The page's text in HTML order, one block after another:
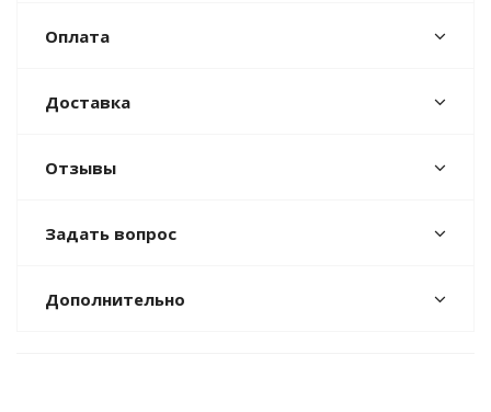
Оплата
Доставка
Отзывы
Задать вопрос
Дополнительно